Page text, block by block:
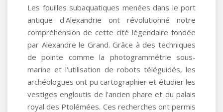
Les fouilles subaquatiques menées dans le port
antique d'Alexandrie ont révolutionné notre
compréhension de cette cité légendaire fondée
par Alexandre le Grand. Grâce à des techniques
de pointe comme la photogrammétrie sous-
marine et l'utilisation de robots téléguidés, les
archéologues ont pu cartographier et étudier les
vestiges engloutis de l'ancien phare et du palais
royal des Ptolémées. Ces recherches ont permis